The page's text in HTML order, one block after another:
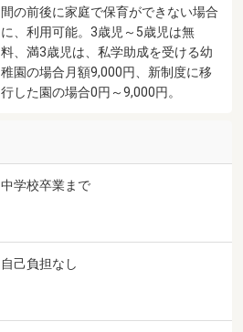
間の前後に家庭で保育ができない場合
に、利用可能。3歳児～5歳児は無
料、満3歳児は、私学助成を受ける幼
稚園の場合月額9,000円、新制度に移
行した園の場合0円～9,000円。
中学校卒業まで
自己負担なし